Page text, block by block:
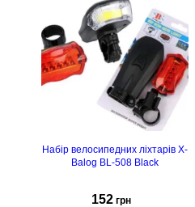
Набір велосипедних ліхтарів X-
Balog BL-508 Black
152 грн